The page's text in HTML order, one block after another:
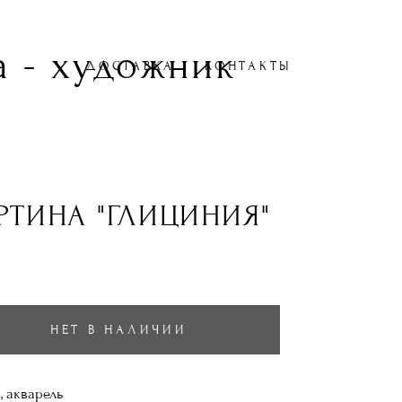
- художник
ДОСТАВКА КОНТАКТЫ
"ГЛИЦИНИЯ"
НЕТ В НАЛИЧИИ
акварель